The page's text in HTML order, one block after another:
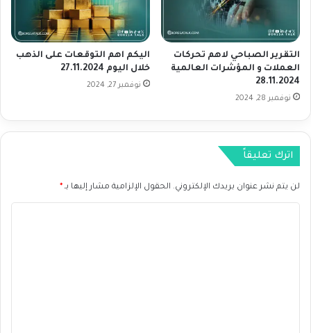
ع
ا
ل
ف
ا
ي
ا
ا
ي
ا
ت
و
ا
ت
التقرير الصباحي لاهم تحركات
العملات و المؤشرات العالمية
28.11.2024
نوفمبر 28, 2024
اليكم اهم التوقعات على الذهب
خلال اليوم 27.11.2024
نوفمبر 27, 2024
اترك تعليقاً
لن يتم نشر عنوان بريدك الإلكتروني. الحقول الإلزامية مشار إليها بـ *